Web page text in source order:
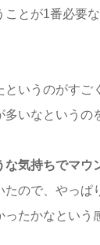
とが1番必要
いうのがす
いなというの
気持ちでマウ
ので、やっ
たかなという